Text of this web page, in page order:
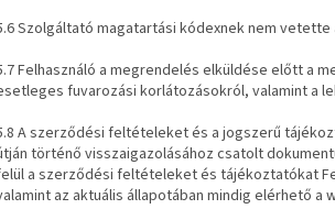
Szolgáltató magatartási kódexnek nem
Felhasználó a megrendelés elküldése előtt a
fuvarozási korlátozásokról, valamint a
A szerződési feltételeket és a jogszerű
történő visszaigazolásához csatolt
a szerződési feltételeket és tájékoztatókat
az aktuális állapotában mindig elérhető a